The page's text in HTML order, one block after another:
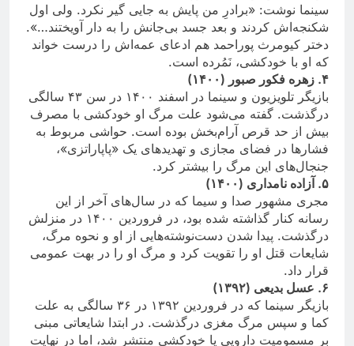
سینما نوشت: «برادرِ من پایش به جایی گیر نکرد. ولی اول
شکنجه‌اش کردند و بعد جسد بی‌جانش را به دار آویختند…».
دختر کیومرث پوراحمد هم ادعای عمه‌اش را درست خواند
که او با خودکشی، نَمُرده است.
۴. زهره فکور صبور (۱۴۰۰)
بازیگر تلویزیون و سینما در اسفند ۱۴۰۰ در سن ۴۳ سالگی
درگذشت. گفته می‌شود علت مرگ او خودکشی با مصرف
بیش از حد قرص آرام‌بخش بوده است. حواشی مربوط به
فشارها در فضای مجازی و تهدیدهای یک «پاپاراتزی»،
جنجال‌های این مرگ را بیشتر کرد.
۵. آزاده نامداری (۱۴۰۰)
مجری مشهور صدا و سیما که در سال‌های آخر از این
رسانه کنار گذاشته شده بود، در فروردین ۱۴۰۰ در منزلش
درگذشت. پیدا شدن دست‌نوشته‌هایی از او و نحوه مرگ،
شایعات قتل او را تقویت کرد و مرگ او را در بهت عمومی
قرار داد.
۶. عسل بدیعی (۱۳۹۲)
بازیگر سینما که در فروردین ۱۳۹۲ در ۳۶ سالگی به علت
کما و سپس مرگ مغزی درگذشت. در ابتدا شایعاتی مبنی
بر مسمومیت دارویی یا خودکشی منتشر شد، اما در نهایت